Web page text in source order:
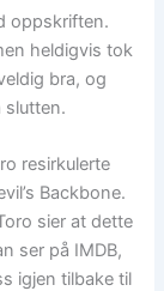
oppskriften.
heldigvis tok
bra, og
slutten.
resirkulerte
Backbone.
sier at dette
ser på IMDB,
igjen tilbake til